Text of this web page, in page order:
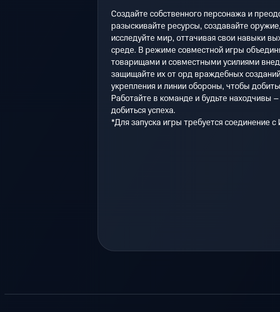
Создайте собственного персонажа и
разыскивайте ресурсы, создавайте
исследуйте мир, оттачивая свои навыки
среде. В режиме совместной игры
товарищами и совместными усилиями
защищайте их от орд враждебных
укрепления и линии обороны, чтобы
Работайте в команде и будьте находчивы
добиться успеха.
*Для запуска игры требуется соединение